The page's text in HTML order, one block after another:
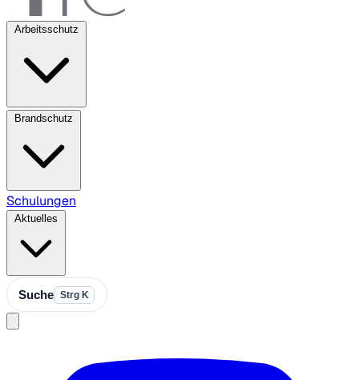
Arbeitsschutz
Brandschutz
Schulungen
Aktuelles
Suche Strg K